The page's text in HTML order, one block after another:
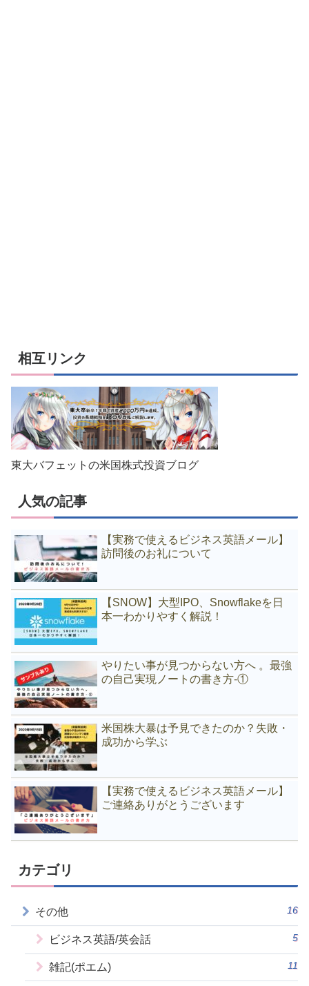
相互リンク
東大バフェットの米国株式投資ブログ
人気の記事
【実務で使えるビジネス英語メール】
訪問後のお礼について
【SNOW】大型IPO、Snowflakeを日
本一わかりやすく解説！
やりたい事が見つからない方へ 。最強
の自己実現ノートの書き方-①
米国株大暴は予見できたのか？失敗・
成功から学ぶ
【実務で使えるビジネス英語メール】
ご連絡ありがとうございます
カテゴリ
その他 16
ビジネス英語/英会話 5
雑記(ポエム) 11